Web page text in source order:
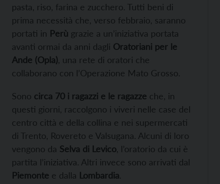
pasta, riso, farina e zucchero. Tutti beni di
prima necessità che, verso febbraio, saranno
portati in Perù grazie a un’iniziativa portata
avanti ormai da anni dagli Oratoriani per le
Ande (Opla) , una rete di oratori che
collaborano con l’Operazione Mato Grosso.
Sono circa 70 i ragazzi e le ragazze che, in
questi giorni, raccolgono i viveri nelle case del
centro città e della collina e nei supermercati
di Trento, Rovereto e Valsugana. Alcuni di loro
vengono da Selva di Levico , l’oratorio da cui è
partita l’iniziativa. Altri invece sono arrivati dal
Piemonte e dalla Lombardia.